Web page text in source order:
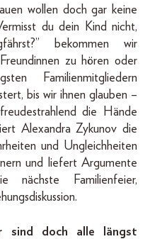
wollen doch gar keine
du dein Kind nicht,
bekommen wir
zu hören oder
Familienmitgliedern
bis wir ihnen glauben –
die Hände
Alexandra Zykunov die
und Ungleichheiten
und liefert Argumente
nächste Familienfeier,
sind doch alle längst